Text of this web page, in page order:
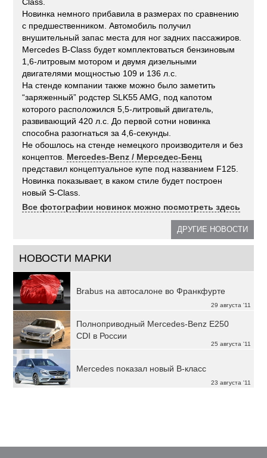
Новинка немного прибавила в размерах по сравнению
с предшественником. Автомобиль получил
внушительный запас места для ног задних пассажиров.
Mercedes B-Class будет комплектоваться бензиновым
1,6-литровым мотором и двумя дизельными
двигателями мощностью 109 и 136 л.с.
На стенде компании также можно было заметить
“заряженный” родстер SLK55 AMG, под капотом
которого расположился 5,5-литровый двигатель,
развивающий 420 л.с. До первой сотни новинка
способна разогнаться за 4,6-секунды.
Не обошлось на стенде немецкого производителя и без
концептов. Mercedes-Benz / Мерседес-Бенц
представил концептуальное купе под названием F125.
Новинка показывает, в каком стиле будет построен
новый S-Class.
Все фотографии новинок можно посмотреть здесь
ДРУГИЕ НОВОСТИ
НОВОСТИ МАРКИ
29 августа '11
Brabus на автосалоне во Франкфурте
25 августа '11
Полноприводный Mercedes-Benz Е250
CDI в России
23 августа '11
Mercedes показал новый B-класс